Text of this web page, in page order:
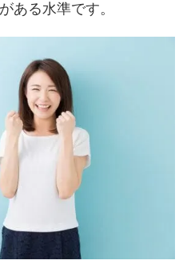
ある水準です。